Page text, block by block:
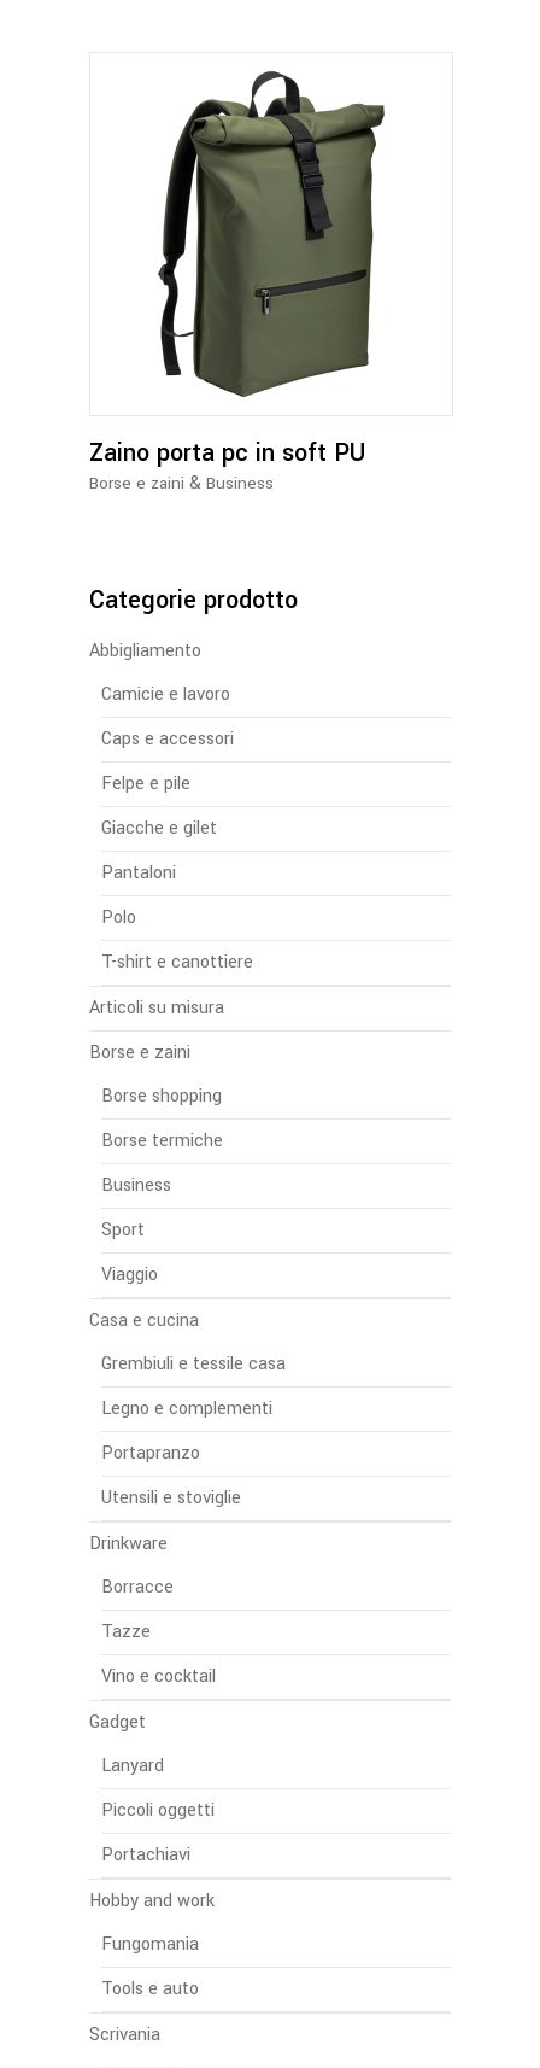
Questo
prodotto
ha
Le
opzioni
possono
essere
del
Zaino porta pc in soft PU
Borse e zaini & Business
Categorie prodotto
Abbigliamento
Camicie e lavoro
Caps e accessori
Felpe e pile
Giacche e gilet
Pantaloni
Polo
T-shirt e canottiere
Articoli su misura
Borse e zaini
Borse shopping
Borse termiche
Business
Sport
Viaggio
Casa e cucina
Grembiuli e tessile casa
Legno e complementi
Portapranzo
Utensili e stoviglie
Drinkware
Borracce
Tazze
Vino e cocktail
Gadget
Lanyard
Piccoli oggetti
Portachiavi
Hobby and work
Fungomania
Tools e auto
Scrivania